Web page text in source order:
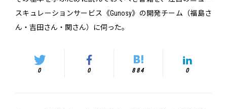
スキュレーションサービス《Gunosy》の開発チーム（福島さ
ん・吉田さん・関さん）に伺った。
0 0 884 0